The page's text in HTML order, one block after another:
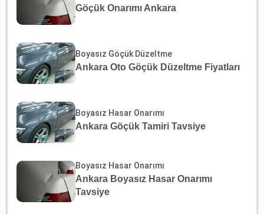
Göçük Onarımı Ankara
Boyasız Göçük Düzeltme
Ankara Oto Göçük Düzeltme Fiyatları
Boyasız Hasar Onarımı
Ankara Göçük Tamiri Tavsiye
Boyasız Hasar Onarımı
Ankara Boyasız Hasar Onarımı
Tavsiye